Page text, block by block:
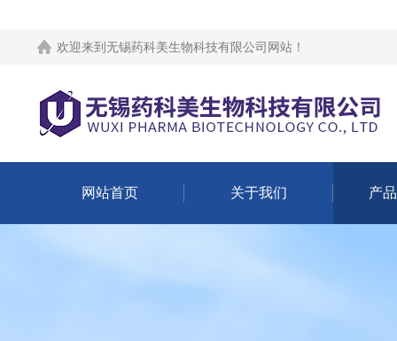
欢迎来到 无锡药科美生物科技有限公司网站 ！
网站首页 关于我们 产